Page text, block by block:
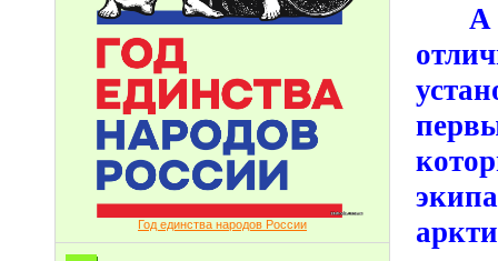
Год единства народов России
А в